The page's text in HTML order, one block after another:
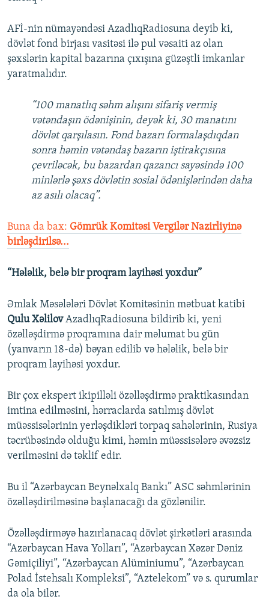
AFİ-nin nümayəndəsi AzadlıqRadiosuna deyib ki,
dövlət fond birjası vasitəsi ilə pul vəsaiti az olan
şəxslərin kapital bazarına çıxışına güzəştli imkanlar
yaratmalıdır.
“100 manatlıq səhm alışını sifariş vermiş
vətəndaşın ödənişinin, deyək ki, 30 manatını
dövlət qarşılasın. Fond bazarı formalaşdıqdan
sonra həmin vətəndaş bazarın iştirakçısına
çevriləcək, bu bazardan qazancı sayəsində 100
minlərlə şəxs dövlətin sosial ödənişlərindən daha
az asılı olacaq”.
Buna da bax: Gömrük Komitəsi Vergilər Nazirliyinə
birləşdirilsə...
“Hələlik, belə bir proqram layihəsi yoxdur”
Əmlak Məsələləri Dövlət Komitəsinin mətbuat katibi
Qulu XəlilovAzadlıqRadiosuna bildirib ki, yeni
özəlləşdirmə proqramına dair məlumat bu gün
(yanvarın 18-də) bəyan edilib və hələlik, belə bir
proqram layihəsi yoxdur.
Bir çox ekspert ikipilləli özəlləşdirmə praktikasından
imtina edilməsini, hərraclarda satılmış dövlət
müəssisələrinin yerləşdikləri torpaq sahələrinin, Rusiya
təcrübəsində olduğu kimi, həmin müəssisələrə əvəzsiz
verilməsini də təklif edir.
Bu il “Azərbaycan Beynəlxalq Bankı” ASC səhmlərinin
özəlləşdirilməsinə başlanacağı da gözlənilir.
Özəlləşdirməyə hazırlanacaq dövlət şirkətləri arasında
“Azərbaycan Hava Yolları”, “Azərbaycan Xəzər Dəniz
Gəmiçiliyi”, “Azərbaycan Alüminiumu”, “Azərbaycan
Polad İstehsalı Kompleksi”, “Aztelekom” və s. qurumlar
da ola bilər.